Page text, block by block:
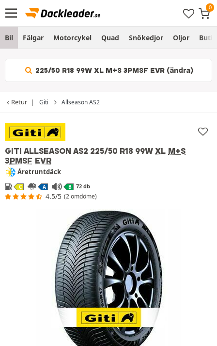
Bil Fälgar Motorcykel Quad Snökedjor Oljor Butik
225/50 R18 99W XL M+S 3PMSF EVR (ändra)
Retur Giti Allseason AS2
GITI ALLSEASON AS2 225/50 R18 99W XL M+S
3PMSF EVR
Åretruntdäck
C A B 72 db
4.5/5 (2 omdöme)